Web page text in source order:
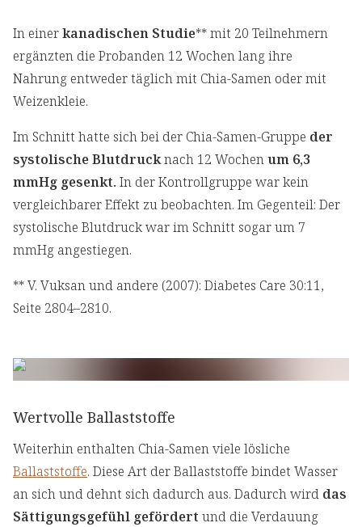
In einerkanadischen Studie** mit 20 Teilnehmern
ergänzten die Probanden 12 Wochen lang ihre
Nahrung entweder täglich mit Chia-Samen oder mit
Weizenkleie.
Im Schnitt hatte sich bei der Chia-Samen-Gruppe der
systolische Blutdrucknach 12 Wochenum 6,3
mmHg gesenkt. In der Kontrollgruppe war kein
vergleichbarer Effekt zu beobachten. Im Gegenteil: Der
systolische Blutdruck war im Schnitt sogar um 7
mmHg angestiegen.
** V. Vuksan und andere (2007): Diabetes Care 30:11,
Seite 2804–2810.
Wertvolle Ballaststoffe
Weiterhin enthalten Chia-Samen viele lösliche
Ballaststoffe. Diese Art der Ballaststoffe bindet Wasser
an sich und dehnt sich dadurch aus. Dadurch wird das
Sättigungsgefühl gefördert und die Verdauung